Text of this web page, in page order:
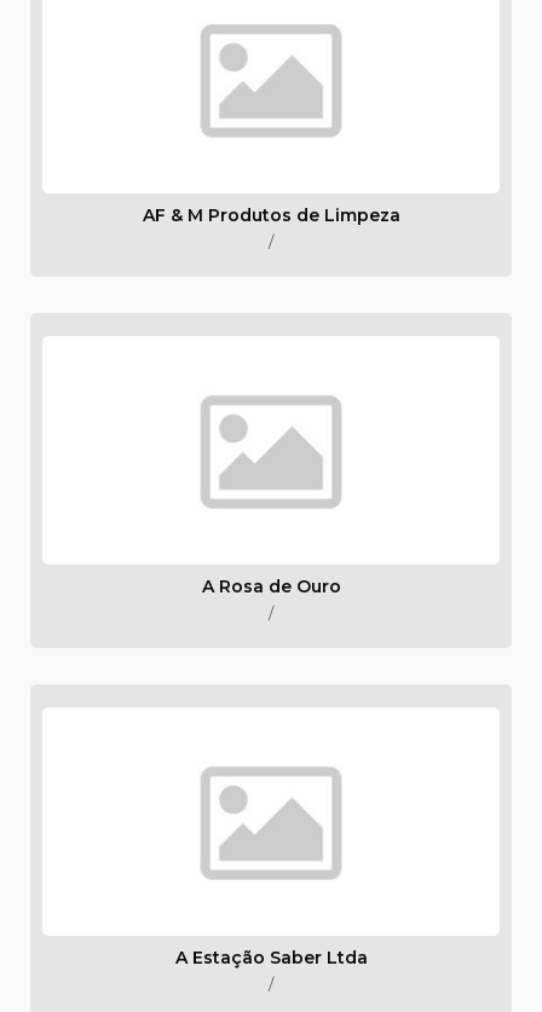
AF & M Produtos de Limpeza
/
A Rosa de Ouro
/
A Estação Saber Ltda
/